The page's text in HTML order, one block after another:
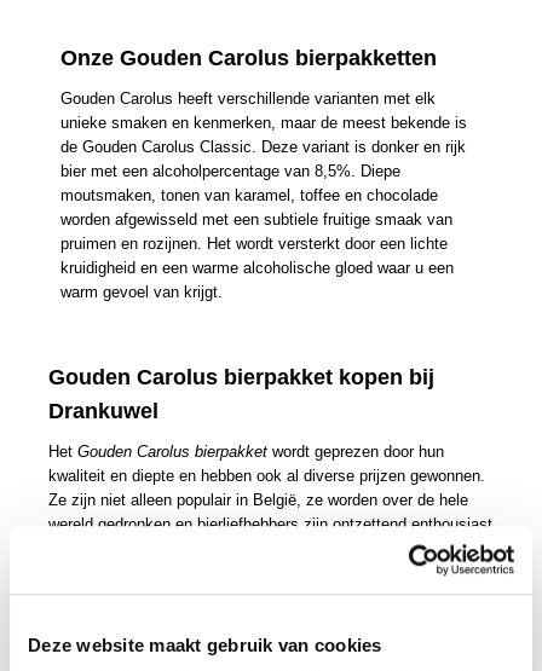
Deze website maakt gebruik van cookies
Onze Gouden Carolus bierpakketten
Gouden Carolus heeft verschillende varianten met elk
unieke smaken en kenmerken, maar de meest bekende is
de Gouden Carolus Classic. Deze variant is donker en rijk
bier met een alcoholpercentage van 8,5%. Diepe
moutsmaken, tonen van karamel, toffee en chocolade
worden afgewisseld met een subtiele fruitige smaak van
pruimen en rozijnen. Het wordt versterkt door een lichte
kruidigheid en een warme alcoholische gloed waar u een
warm gevoel van krijgt.
Gouden Carolus bierpakket kopen bij
Drankuwel
Het Gouden Carolus bierpakket wordt geprezen door hun
kwaliteit en diepte en hebben ook al diverse prijzen gewonnen.
Ze zijn niet alleen populair in België, ze worden over de hele
wereld gedronken en bierliefhebbers zijn ontzettend enthousiast
over het biermerk. Bij Drankuwel beseffen we dit maar al te
goed en daarom hebben we een leuk bierpakket van Gouden
Carolus in ons assortiment. Losse biertjes van Gouden Carolus
infused kurk fles, de whisky infused special fles en de whisky